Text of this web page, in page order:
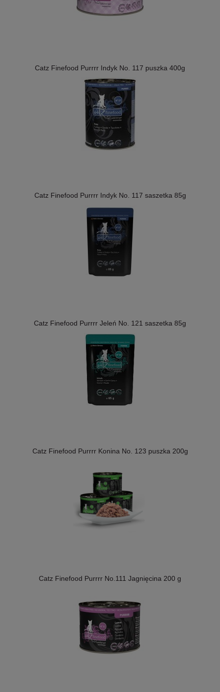
Catz Finefood Purrrr Indyk No. 117 puszka 400g
Catz Finefood Purrrr Indyk No. 117 saszetka 85g
Catz Finefood Purrrr Jeleń No. 121 saszetka 85g
Catz Finefood Purrrr Konina No. 123 puszka 200g
Catz Finefood Purrrr No.111 Jagnięcina 200 g